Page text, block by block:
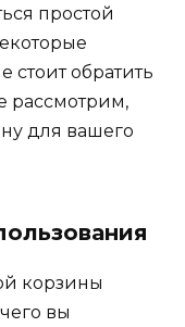
простой
обратить
рассмотрим,
для вашего
корзины
вы